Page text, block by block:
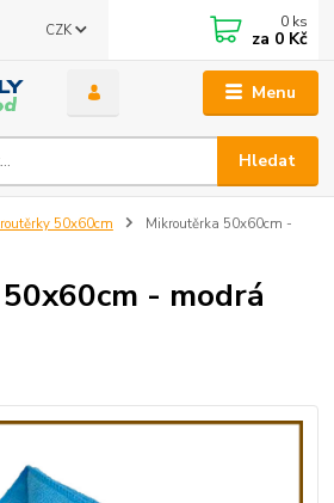
Menu
CZK
Hledat
0 ks
za 0 Kč
50x60cm
Mikroutěrka 50x60cm -
- modrá